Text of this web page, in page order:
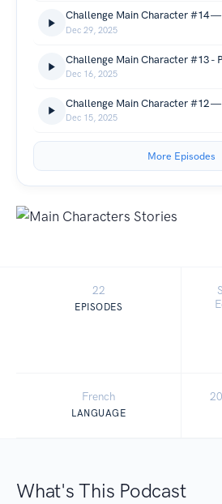
Dec 29, 2025
Dec 16, 2025
Dec 15, 2025
More Episodes
22
EPISODES
French
LANGUAGE
What's This Podcast